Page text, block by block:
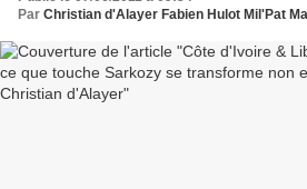
Par Christian d'Alayer Fabien Hulot Mil'Pat